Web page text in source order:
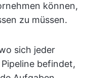
können,
zu müssen.
sich jeder
befindet,